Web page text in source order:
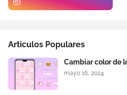
Articulos Populares
Cambiar color de
mayo 16, 2024